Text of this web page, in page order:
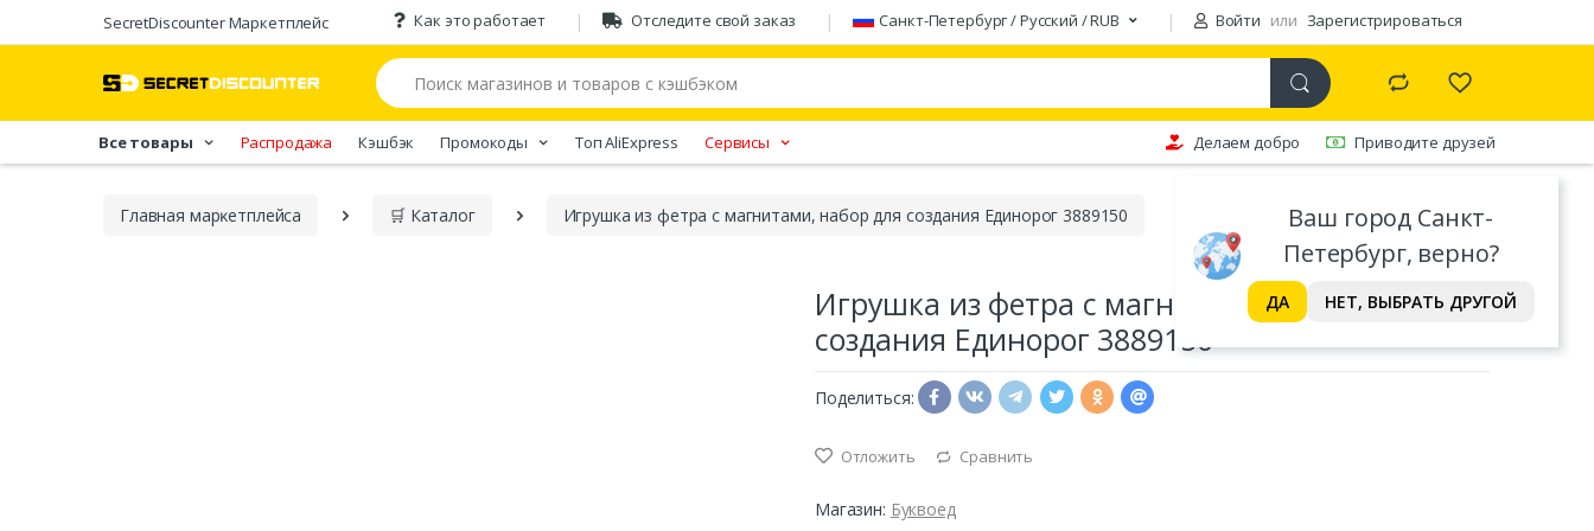
SecretDiscounter Маркетплейс Как это работает Отследите свой заказ Санкт-Петербург / Русский / RUB Войти или Зарегистрироваться
Ваш город Санкт-
Петербург, верно?
ДА НЕТ, ВЫБРАТЬ ДРУГОЙ
Все товары Распродажа Кэшбэк Промокоды Tоп AliExpress Сервисы Делаем добро Приводите друзей
Главная марĸетплейса 🛒 Каталог Игрушка из фетра с магнитами, набор для создания Единорог 3889150
Игрушка из фетра с магнитами, набор для
создания Единорог 3889150
Поделиться:
Отложить Сравнить
Магазин: Буквоед